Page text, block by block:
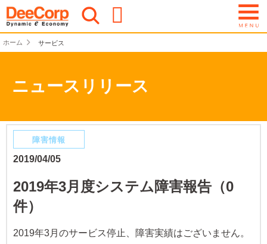
ホーム サービス
ニュースリリース
障害情報
2019/04/05
2019年3月度システム障害報告（0
件）
2019年3月のサービス停止、障害実績はございません。